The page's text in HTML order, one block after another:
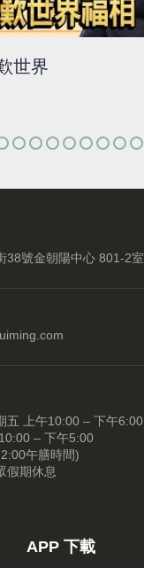
世界
38號金朝陽中心 801-2室
五 上午10:00 – 下午6:00
– 下午5:00
午膳時間)
假期休息
APP 下載